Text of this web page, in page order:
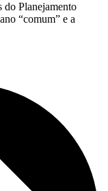
do Planejamento
“comum” e a